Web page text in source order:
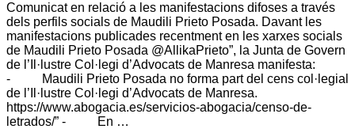
Comunicat en relació a les manifestacions difoses a través
dels perfils socials de Maudili Prieto Posada. Davant les
manifestacions publicades recentment en les xarxes socials
de Maudili Prieto Posada @AllikaPrieto”, la Junta de Govern
de l’Il·lustre Col·legi d’Advocats de Manresa manifesta:
- Maudili Prieto Posada no forma part del cens col·legial
de l’Il·lustre Col·legi d’Advocats de Manresa.
https://www.abogacia.es/servicios-abogacia/censo-de-
letrados/” - En …